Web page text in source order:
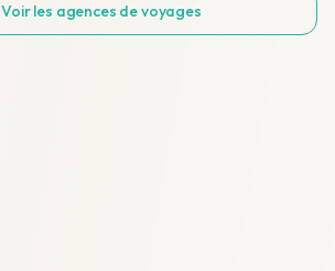
Voir les agences de voyages